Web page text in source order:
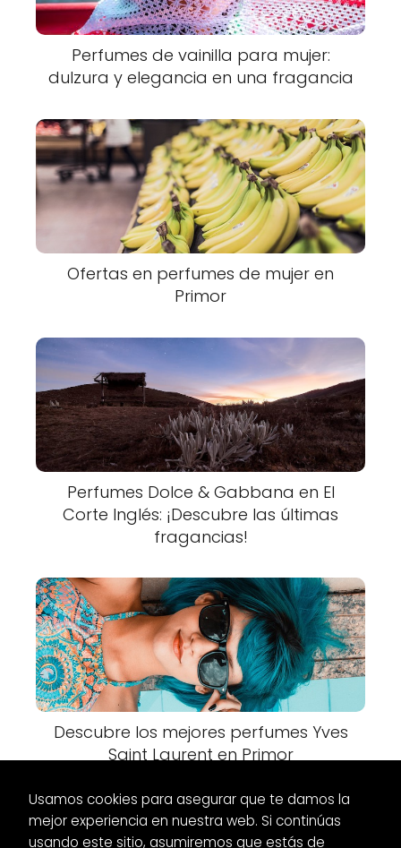
Perfumes de vainilla para mujer:
dulzura y elegancia en una fragancia
Ofertas en perfumes de mujer en
Primor
Perfumes Dolce & Gabbana en El
Corte Inglés: ¡Descubre las últimas
fragancias!
Descubre los mejores perfumes Yves
Saint Laurent en Primor
Usamos cookies para asegurar que te damos la
mejor experiencia en nuestra web. Si continúas
usando este sitio, asumiremos que estás de